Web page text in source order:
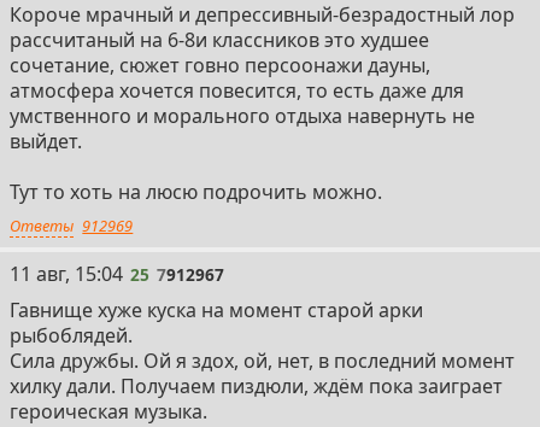
Короче мрачный и депрессивный-безрадостный лор
рассчитаный на 6-8и классников это худшее
сочетание, сюжет говно персоонажи дауны,
атмосфера хочется повесится, то есть даже для
умственного и морального отдыха навернуть не
выйдет.
Тут то хоть на люсю подрочить можно.
Ответы 912969
25
11 авг, 15:04 25 7912967
Гавнище хуже куска на момент старой арки
рыбоблядей.
Сила дружбы. Ой я здох, ой, нет, в последний момент
хилку дали. Получаем пиздюли, ждём пока заиграет
героическая музыка.